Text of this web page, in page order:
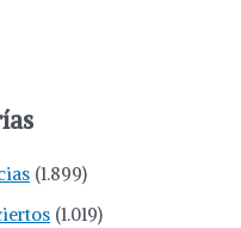
(1.899)
(1.019)